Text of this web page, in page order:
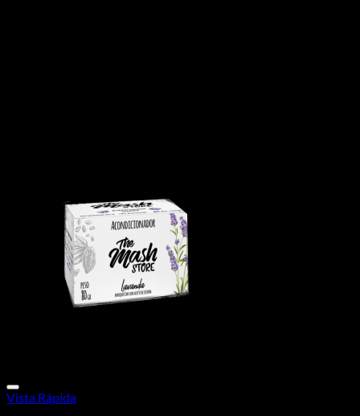
Vista Rápida